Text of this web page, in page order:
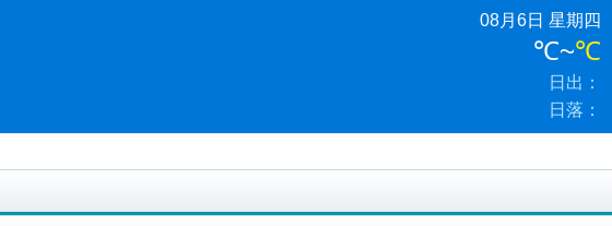
08月6日 星期四
℃~℃
日出：
日落：